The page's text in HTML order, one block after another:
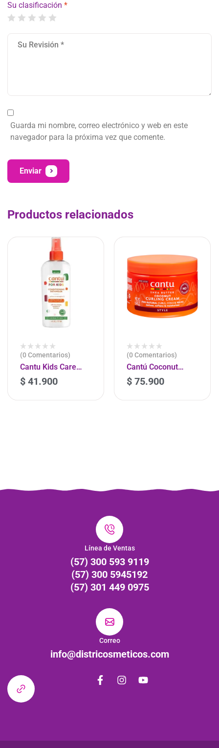
Su clasificación *
Guarda mi nombre, correo electrónico y web en este
navegador para la próxima vez que comente.
Enviar
Productos relacionados
(0 Comentarios)
Cantu Kids Care
Conditioning
Detangler Spray
6 oz
$ 41.900
-
(0 Comentarios)
Cantú Coconut
Curling Cream
340Gr
$ 75.900
-
Línea de Ventas
(57) 300 593 9119
(57) 300 5945192
(57) 301 449 0975
Correo
info@districosmeticos.com